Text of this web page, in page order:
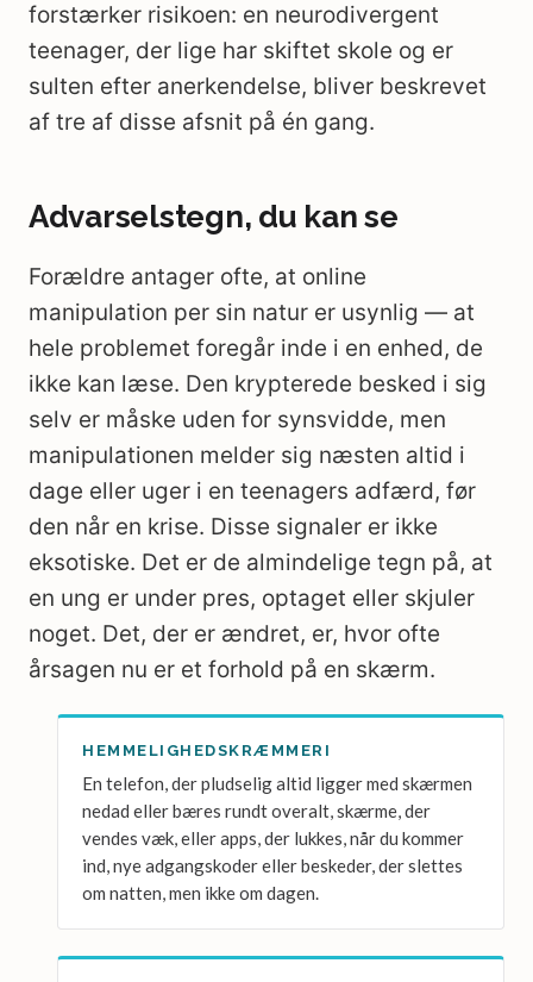
forstærker risikoen: en neurodivergent
teenager, der lige har skiftet skole og er
sulten efter anerkendelse, bliver beskrevet
af tre af disse afsnit på én gang.
Advarselstegn, du kan se
Forældre antager ofte, at online
manipulation per sin natur er usynlig — at
hele problemet foregår inde i en enhed, de
ikke kan læse. Den krypterede besked i sig
selv er måske uden for synsvidde, men
manipulationen melder sig næsten altid i
dage eller uger i en teenagers adfærd, før
den når en krise. Disse signaler er ikke
eksotiske. Det er de almindelige tegn på, at
en ung er under pres, optaget eller skjuler
noget. Det, der er ændret, er, hvor ofte
årsagen nu er et forhold på en skærm.
HEMMELIGHEDSKRÆMMERI
En telefon, der pludselig altid ligger med skærmen
nedad eller bæres rundt overalt, skærme, der
vendes væk, eller apps, der lukkes, når du kommer
ind, nye adgangskoder eller beskeder, der slettes
om natten, men ikke om dagen.